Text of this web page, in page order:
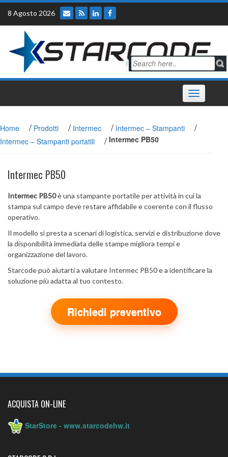
Skip
content
8 Agosto 2026
Toggle
navigation
Home / Prodotti / Intermec / Intermec – Stampanti /
Intermec – Stampanti portatili / Intermec PB50
Intermec PB50
Intermec PB50è una stampante portatile per attività in cui la
stampa sul campo deve restare affidabile e coerente con il flusso
operativo.
Il modello si presta a scenari di logistica, servizi e distribuzione dove
la disponibilità immediata delle stampe migliora tempi e
organizzazione del lavoro.
Starcode può aiutarti a valutare Intermec PB50 e a identificare la
soluzione più adatta al tuo contesto.
Richiedi preventivo
ACQUISTA ON-LINE
StarStore - www.starcodehw.it